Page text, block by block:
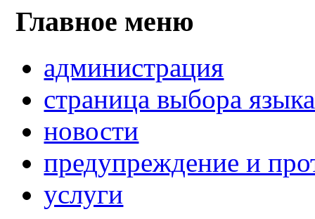
Главное меню
администрация
страница выбора языка
новости
предупреждение и
услуги